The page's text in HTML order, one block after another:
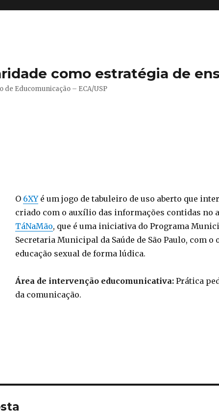
como estratégia de
Educomunicação – ECA/USP
O 6XYé um jogo de tabuleiro de uso aberto que
criado com o auxílio das informações contidas no
TáNaMão, que é uma iniciativa do Programa
Secretaria Municipal da Saúde de São Paulo, com
educação sexual de forma lúdica.
Área de intervenção educomunicativa:Prática
da comunicação.